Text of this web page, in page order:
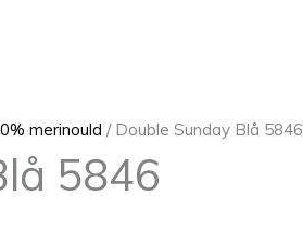
merinould / Double Sunday Blå 5846
5846